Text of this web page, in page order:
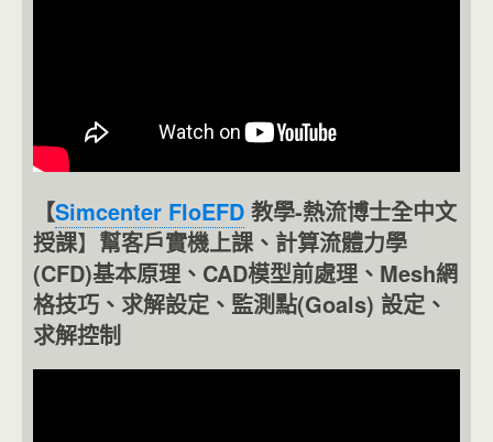
【Simcenter FloEFD 教學-熱流博士全中文
授課】 幫客戶實機上課、計算流體力學
(CFD)基本原理、CAD模型前處理、Mesh網
格技巧、求解設定、監測點(Goals) 設定、
求解控制